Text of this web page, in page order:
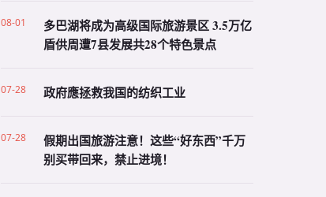
08-01
多巴湖将成为高级国际旅游景区 3.5万亿
盾供周遭7县发展共28个特色景点
07-28 政府應拯救我国的纺织工业
07-28
假期出国旅游注意！这些“好东西”千万
别买带回来，禁止进境！